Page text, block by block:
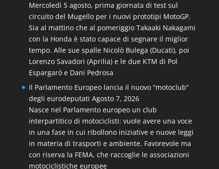
Mercoledì 5 agosto, prima giornata di test sul
circuito del Mugello per i nuovi prototipi MotoGP.
Sia al mattino che al pomeriggio Takaaki Nakagami
con la Honda è stato capace di segnare il miglior
tempo. Alle sue spalle Nicolò Bulega (Ducati), poi
Lorenzo Savadori (Aprilia) e le due KTM di Pol
Espargaró e Dani Pedrosa
Il Parlamento Europeo lancia il nuovo “motoclub”
degli eurodeputati Agosto 7, 2026
Nasce nel Parlamento europeo un club
interpartitico di motociclisti: vuole avere una voce
in una fase in cui ribollono iniziative e nuove leggi
in materia di trasporti e ambiente. Favorevole ma
con riserva la FEMA, che raccoglie le associazioni
motociclistiche europee